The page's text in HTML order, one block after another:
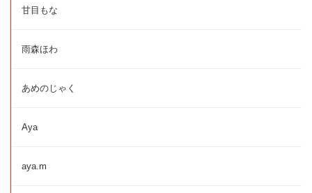
甘目もな
雨森ほわ
あめのじゃく
Aya
aya.m